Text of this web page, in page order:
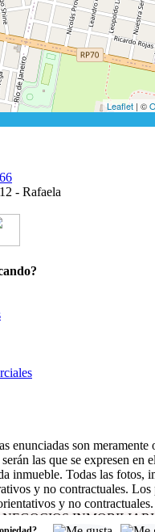
Leaflet | ©
- Rafaela
enunciadas son meramente
las que se expresen en
inmueble. Todas las fotos,
y no contractuales. Los
y no contractuales.